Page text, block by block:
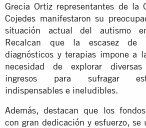
Grecia Ortiz representantes de la
Cojedes manifestaron su
situación actual del autismo
Recalcan que la escasez de
diagnósticos y terapias impone a
necesidad de explorar
ingresos para sufragar
indispensables e ineludibles.
Además, destacan que los
con gran dedicación y esfuerzo, se